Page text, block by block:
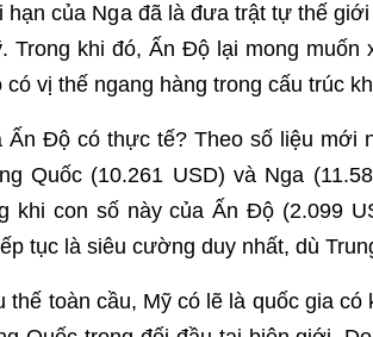
hạn của Nga đã là đưa trật tự thế
Trong khi đó, Ấn Độ lại mong muốn
vị thế ngang hàng trong cấu trúc
Ấn Độ có thực tế? Theo số liệu mới
Quốc (10.261 USD) và Nga
khi con số này của Ấn Độ (2.099
tục là siêu cường duy nhất, dù
thế toàn cầu, Mỹ có lẽ là quốc gia